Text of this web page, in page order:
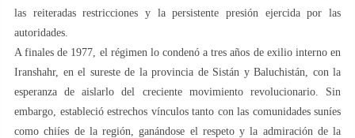
las reiteradas restricciones y la persistente presión ejercida por las
autoridades.
A finales de 1977, el régimen lo condenó a tres años de exilio interno en
Iranshahr, en el sureste de la provincia de Sistán y Baluchistán, con la
esperanza de aislarlo del creciente movimiento revolucionario. Sin
embargo, estableció estrechos vínculos tanto con las comunidades suníes
como chiíes de la región, ganándose el respeto y la admiración de la